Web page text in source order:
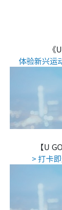
《
体验新兴运
【U
> 打卡